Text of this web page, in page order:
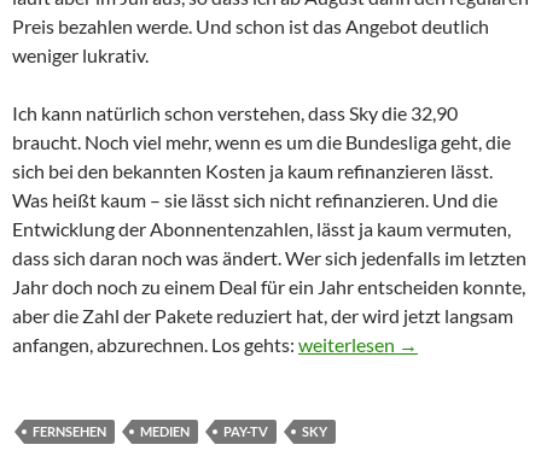
Preis bezahlen werde. Und schon ist das Angebot deutlich
weniger lukrativ.
Ich kann natürlich schon verstehen, dass Sky die 32,90
braucht. Noch viel mehr, wenn es um die Bundesliga geht, die
sich bei den bekannten Kosten ja kaum refinanzieren lässt.
Was heißt kaum – sie lässt sich nicht refinanzieren. Und die
Entwicklung der Abonnentenzahlen, lässt ja kaum vermuten,
dass sich daran noch was ändert. Wer sich jedenfalls im letzten
Jahr doch noch zu einem Deal für ein Jahr entscheiden konnte,
aber die Zahl der Pakete reduziert hat, der wird jetzt langsam
anfangen, abzurechnen. Los gehts: Sky – es wird mal wieder
weiterlesen →
FERNSEHEN MEDIEN PAY-TV SKY